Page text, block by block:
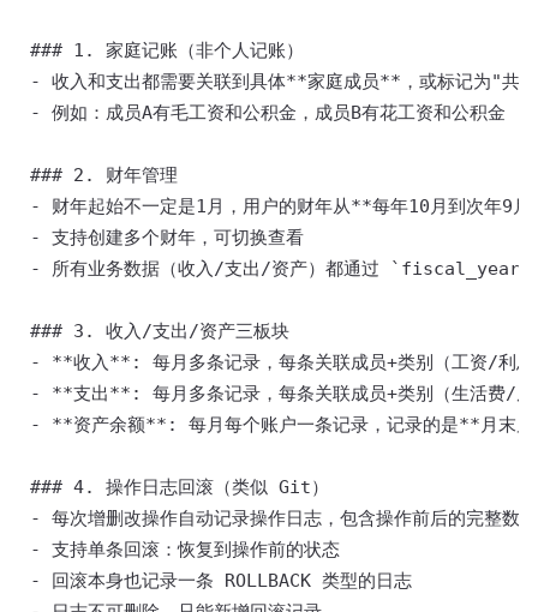
### 1. 家庭记账（非个人记账）
- 收入和支出都需要关联到具体**家庭成员**，或标记为"共
- 例如：成员A有毛工资和公积金，成员B有花工资和公积金
### 2. 财年管理
- 财年起始不一定是1月，用户的财年从**每年10月到次年9
- 支持创建多个财年，可切换查看
- 所有业务数据（收入/支出/资产）都通过
### 3. 收入/支出/资产三板块
- **收入**: 每月多条记录，每条关联成员+类别（工资/利
- **支出**: 每月多条记录，每条关联成员+类别（生活费/
- **资产余额**: 每月每个账户一条记录，记录的是**月末
### 4. 操作日志回滚（类似 Git）
- 每次增删改操作自动记录操作日志，包含操作前后的完整数
- 支持单条回滚：恢复到操作前的状态
- 回滚本身也记录一条 ROLLBACK 类型的日志